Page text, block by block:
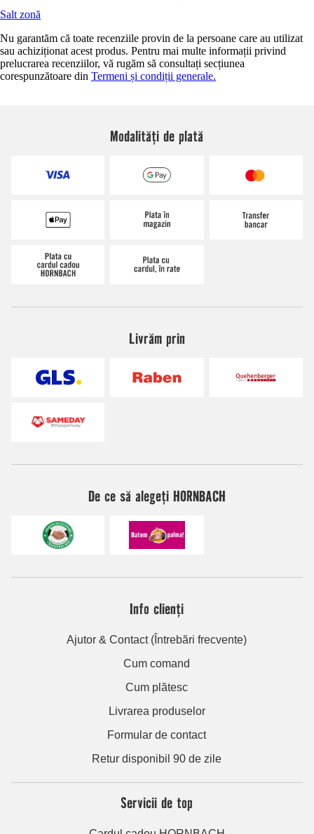
Salt zonă
Nu garantăm că toate recenziile provin de la persoane care au utilizat
sau achiziționat acest produs. Pentru mai multe informații privind
prelucrarea recenziilor, vă rugăm să consultați secțiunea
corespunzătoare din Termeni și condiții generale.
Modalități de plată
Livrăm prin
De ce să alegeți HORNBACH
Info clienți
Ajutor & Contact (Întrebări frecvente)
Cum comand
Cum plătesc
Livrarea produselor
Formular de contact
Retur disponibil 90 de zile
Servicii de top